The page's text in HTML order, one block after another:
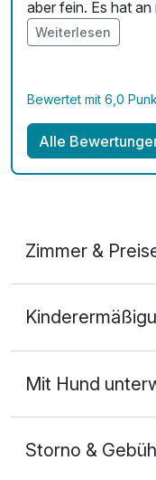
Strauß
pro Stück
Zeit der
aber fein. Es hat
nicht das letzte Mal
Weiterlesen
Bewertet mit 6,0
Alle
Zimmer &
2 Erwachsene und 1
Mit Hund
Storno &